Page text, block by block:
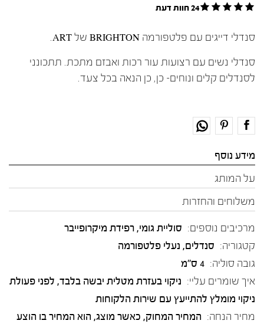
24 חוות דעת
סנדלי דייגים עם פלטפורמה BRIGHTON של ART.
סנדלי נשים עם רצועות עור רכות ואבזם מתכת. תתכונני
לסנדלים קלים ונוחים- כן, כן הנאה בכל צעד.
מידע נוסף
על המותג
משלוחים והחזרות
מרכיבים נוספים: סוליית גומי, רפידת מיקרופייבר
קטגוריה: סנדלים, נעלי פלטפורמה
גובה סוליה: 4 ס"מ
איך שומרים עליי: ניקוי בעזרת מטלית יבשה בלבד, לפני פעולת
ניקוי מומלץ להתייעץ עם שירות הלקוחות
מחיר הנחה: המחיר המחוק, כאשר מוצג, הוא המחיר בו הוצע